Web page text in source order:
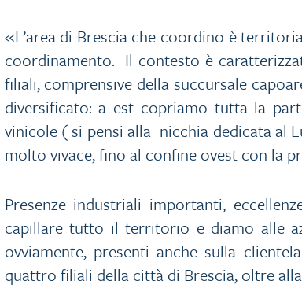
«L’area di Brescia che coordino è
coordinamento. Il contesto è
filiali, comprensive della succursale
diversificato: a est copriamo tutta la
vinicole ( si pensi alla nicchia dedicata al
molto vivace, fino al confine ovest con la
Presenze industriali importanti,
capillare tutto il territorio e diamo alle
ovviamente, presenti anche sulla
quattro filiali della città di Brescia, oltre